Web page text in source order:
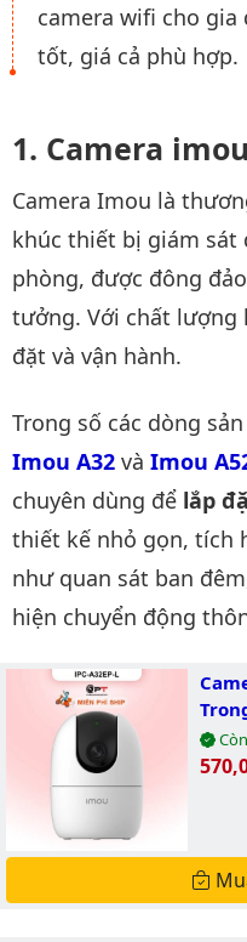
camera wifi cho
tốt, giá cả phù hợp.
Camera
Camera Imou là
khúc thiết bị giám sát
phòng, được đông
tưởng. Với chất lượng
đặt và vận hành.
Trong số các dòng
Imou A32 và Imou
chuyên dùng để lắp
thiết kế nhỏ gọn, tích
như quan sát ban
hiện chuyển động
Giá